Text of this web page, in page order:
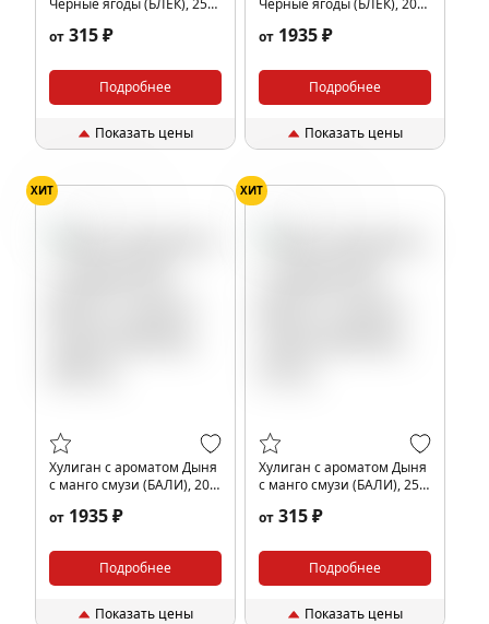
Чёрные ягоды (БЛЕК), 25
от 315 ₽
Подробнее
Показать цены
Чёрные ягоды (БЛЕК), 200
от 1935 ₽
Подробнее
Показать цены
ХИТ
Хулиган с ароматом Дыня
с манго смузи (БАЛИ), 200
от 1935 ₽
Подробнее
Показать цены
ХИТ
Хулиган с ароматом Дыня
с манго смузи (БАЛИ), 25
от 315 ₽
Подробнее
Показать цены